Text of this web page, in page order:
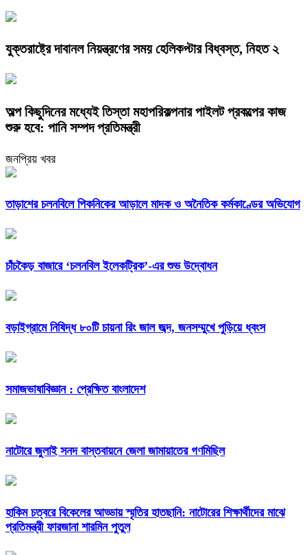
যুক্তরাষ্ট্রে দাবানল নিয়ন্ত্রণের সময় হেলিকপ্টার বিধ্বস্ত, নিহত ২
অল্প কিছুদিনের মধ্যেই তিস্তা মহাপরিকল্পনার পাইলট প্রকল্পের কাজ
শুরু হবে: পানি সম্পদ প্রতিমন্ত্রী
জনপ্রিয় খবর
তাড়াশের চলনবিলে পিকনিকের আড়ালে মাদক ও অনৈতিক কর্মকাণ্ডের অভিযোগ
চাঁচকৈড় বাজারে ‘চলনবিল ইলেকট্রিক’-এর শুভ উদ্বোধন
বড়াইগ্রামে নিষিদ্ধ ৮০টি চায়না রিং জাল জব্দ, জনসম্মুখে পুড়িয়ে ধ্বংস
সমাজভাষাবিজ্ঞান : প্রেক্ষিত বাংলাদেশ
নাটোরে জুলাই সনদ বাস্তবায়নে জেলা জামায়াতের গণমিছিল
হাকিম চত্বরে বিকেলের আড্ডায় স্মৃতির হাতছানি: নাটোরের শিক্ষার্থীদের মাঝে
প্রতিমন্ত্রী ফারজানা শারমিন পুতুল